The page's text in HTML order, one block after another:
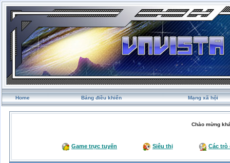
Home Bảng điều khiển Mạng xã hội
Chào mừng
Game trực tuyến Siêu thị Các trò